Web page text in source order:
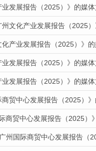
发展报告（2025）》的媒
文化产业发展报告（2025
产业发展报告（2025）》
发展报告（2025）》的媒
发展报告（2025）》的媒
贸中心发展报告（2025）
商贸中心发展报告（2025）
州国际商贸中心发展报告（